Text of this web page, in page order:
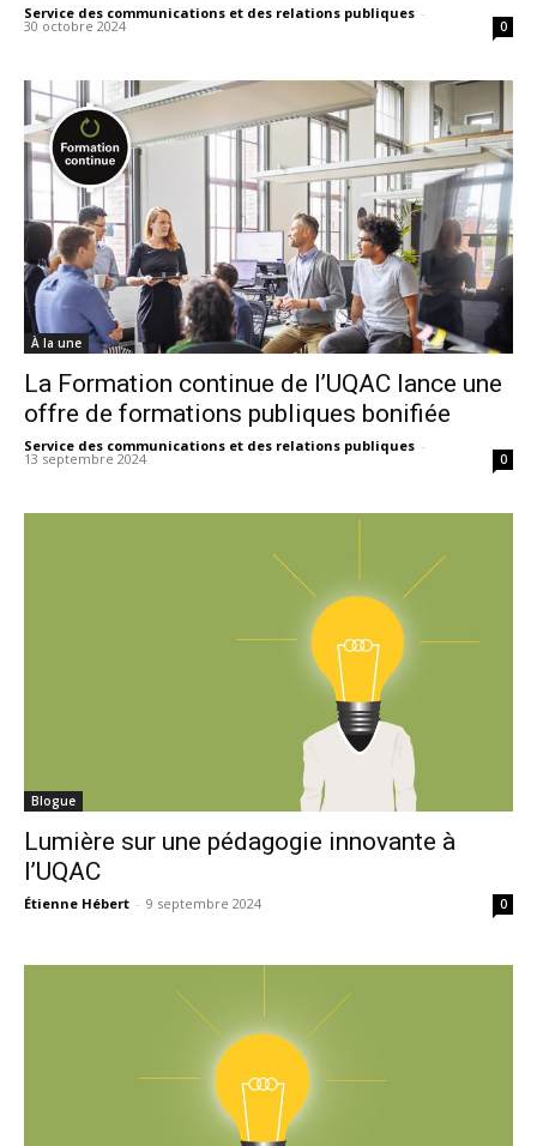
Service des communications et des relations publiques -
30 octobre 2024 0
À la une
La Formation continue de l’UQAC lance une
offre de formations publiques bonifiée
Service des communications et des relations publiques -
13 septembre 2024 0
Blogue
Lumière sur une pédagogie innovante à
l’UQAC
Étienne Hébert - 9 septembre 2024 0